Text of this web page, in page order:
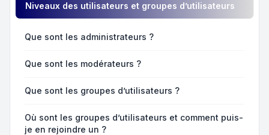
Niveaux des utilisateurs et groupes d’utilisateurs
Que sont les administrateurs ?
Que sont les modérateurs ?
Que sont les groupes d’utilisateurs ?
Où sont les groupes d’utilisateurs et comment puis-
je en rejoindre un ?